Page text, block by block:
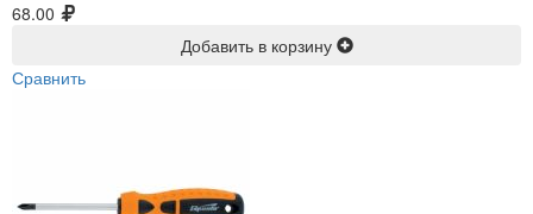
68.00
Добавить в корзину
Сравнить